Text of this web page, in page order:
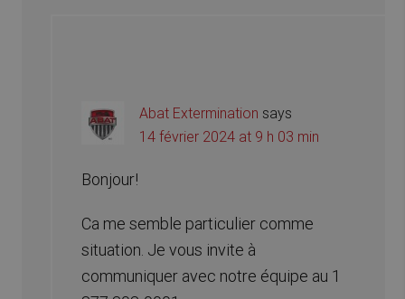
Abat Extermination says
14 février 2024 at 9 h 03 min
Bonjour!
Ca me semble particulier comme
situation. Je vous invite à
communiquer avec notre équipe au 1